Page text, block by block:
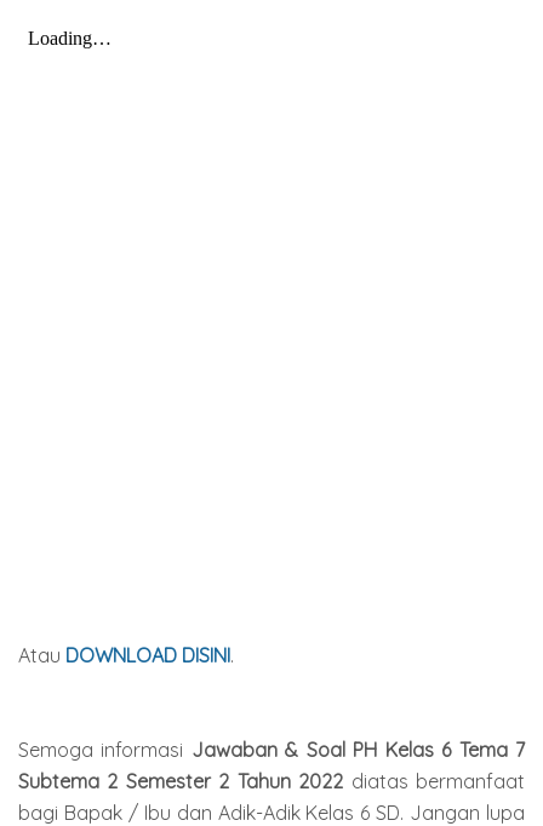
Atau DOWNLOAD DISINI.
Semoga informasi Jawaban & Soal PH Kelas 6 Tema 7
Subtema 2 Semester 2 Tahun 2022 diatas bermanfaat
bagi Bapak / Ibu dan Adik-Adik Kelas 6 SD. Jangan lupa